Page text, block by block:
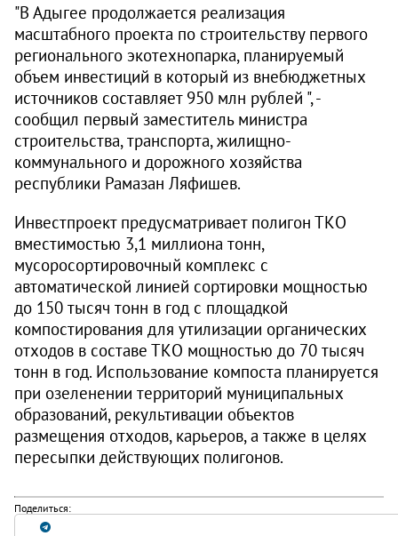
"В Адыгее продолжается реализация
масштабного проекта по строительству первого
регионального экотехнопарка, планируемый
объем инвестиций в который из внебюджетных
источников составляет 950 млн рублей ", -
сообщил первый заместитель министра
строительства, транспорта, жилищно-
коммунального и дорожного хозяйства
республики Рамазан Ляфишев.
Инвестпроект предусматривает полигон ТКО
вместимостью 3,1 миллиона тонн,
мусоросортировочный комплекс с
автоматической линией сортировки мощностью
до 150 тысяч тонн в год с площадкой
компостирования для утилизации органических
отходов в составе ТКО мощностью до 70 тысяч
тонн в год. Использование компоста планируется
при озеленении территорий муниципальных
образований, рекультивации объектов
размещения отходов, карьеров, а также в целях
пересыпки действующих полигонов.
Поделиться: